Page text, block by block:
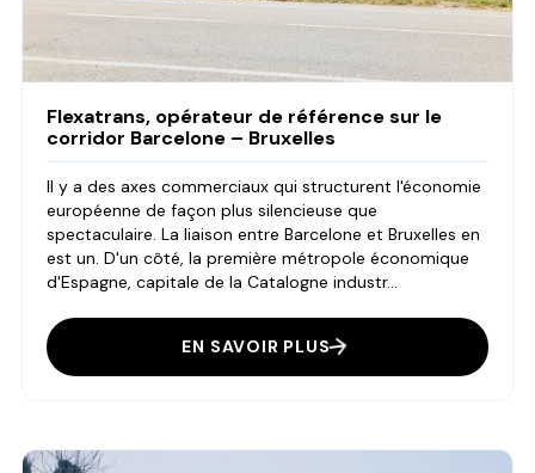
Flexatrans, opérateur de référence sur le
corridor Barcelone – Bruxelles
Il y a des axes commerciaux qui structurent l'économie
européenne de façon plus silencieuse que
spectaculaire. La liaison entre Barcelone et Bruxelles en
est un. D'un côté, la première métropole économique
d'Espagne, capitale de la Catalogne industr...
EN SAVOIR PLUS